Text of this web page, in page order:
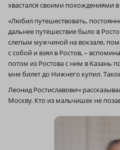
хвастался своими похождениями в
«Любил путешествовать,
дальнее путешествие было в
слепым мужчиной на вокзале,
с собой и взял в Ростов, –
потом из Ростова с ним в Казань
мне билет до Нижнего купил.
Леонид Ростиславович
Москву. Кто из мальчишек не